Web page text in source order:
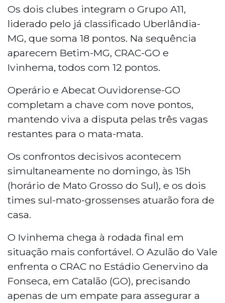
Os dois clubes integram o Grupo A11,
liderado pelo já classificado Uberlândia-
MG, que soma 18 pontos. Na sequência
aparecem Betim-MG, CRAC-GO e
Ivinhema, todos com 12 pontos.
Operário e Abecat Ouvidorense-GO
completam a chave com nove pontos,
mantendo viva a disputa pelas três vagas
restantes para o mata-mata.
Os confrontos decisivos acontecem
simultaneamente no domingo, às 15h
(horário de Mato Grosso do Sul), e os dois
times sul-mato-grossenses atuarão fora de
casa.
O Ivinhema chega à rodada final em
situação mais confortável. O Azulão do Vale
enfrenta o CRAC no Estádio Genervino da
Fonseca, em Catalão (GO), precisando
apenas de um empate para assegurar a